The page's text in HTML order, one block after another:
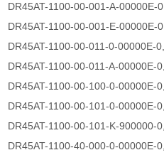
DR45AT-1100-00-001-A-00000E-0,
DR45AT-1100-00-001-E-00000E-0,
DR45AT-1100-00-011-0-00000E-0,
DR45AT-1100-00-011-A-00000E-0,
DR45AT-1100-00-100-0-00000E-0,
DR45AT-1100-00-101-0-00000E-0,
DR45AT-1100-00-101-K-900000-0,
DR45AT-1100-40-000-0-00000E-0,